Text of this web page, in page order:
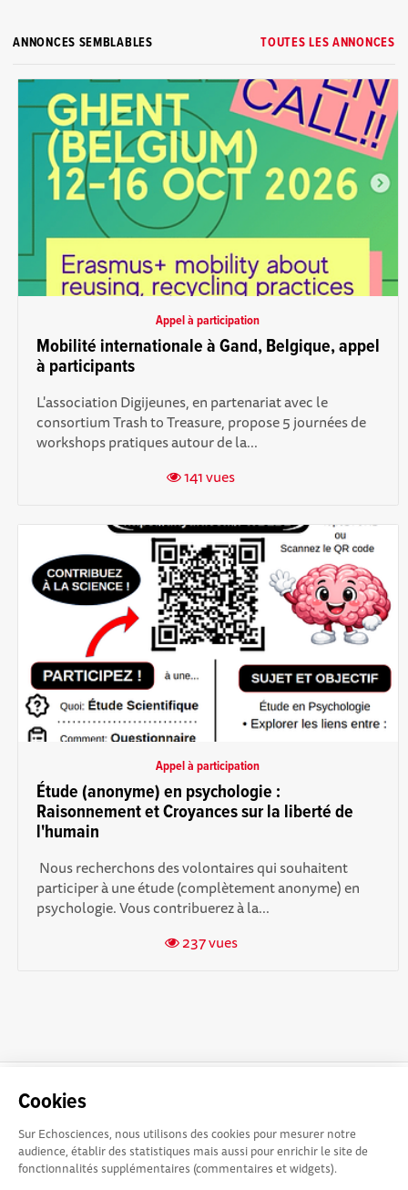
Cookies
Sur Echosciences, nous utilisons des cookies pour mesurer notre
audience, établir des statistiques mais aussi pour enrichir le site de
fonctionnalités supplémentaires (commentaires et widgets).
TOUTES LES ANNONCES
ANNONCES SEMBLABLES
Appel à participation
Mobilité internationale à Gand, Belgique, appel
à participants
L'association Digijeunes, en partenariat avec le
consortium Trash to Treasure, propose 5 journées de
workshops pratiques autour de la...
141 vues
Appel à participation
Étude (anonyme) en psychologie :
Raisonnement et Croyances sur la liberté de
l'humain
‎ Nous recherchons des volontaires qui souhaitent
participer à une étude (complètement anonyme) en
psychologie. Vous contribuerez à la...
237 vues
La plateforme Science(s)
en Occitanie est le média
social des amateurs de sciences et de technologies du
territoire. Elle est propulsée par Instant Science, avec la
participation et le soutien de nombreux acteurs locaux. Ce